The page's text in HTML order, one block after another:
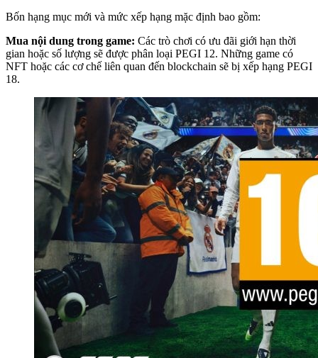
Bốn hạng mục mới và mức xếp hạng mặc định bao gồm:
Mua nội dung trong game: Các trò chơi có ưu đãi giới hạn thời
gian hoặc số lượng sẽ được phân loại PEGI 12. Những game có
NFT hoặc các cơ chế liên quan đến blockchain sẽ bị xếp hạng PEGI
18.